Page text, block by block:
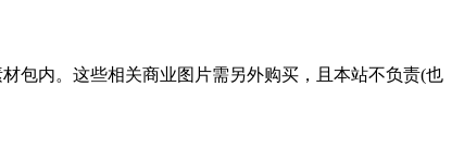
包内。这些相关商业图片需另外购买，且本站不负责(也